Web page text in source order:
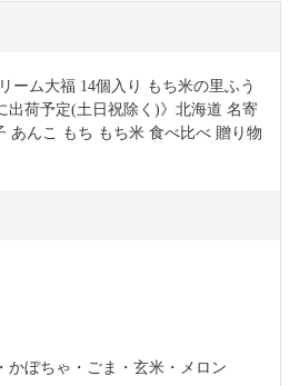
ーム大福 14個入り もち米の里ふう
出荷予定(土日祝除く)》北海道 名寄
あんこ もち もち米 食べ比べ 贈り物
かぼちゃ・ごま・玄米・メロン